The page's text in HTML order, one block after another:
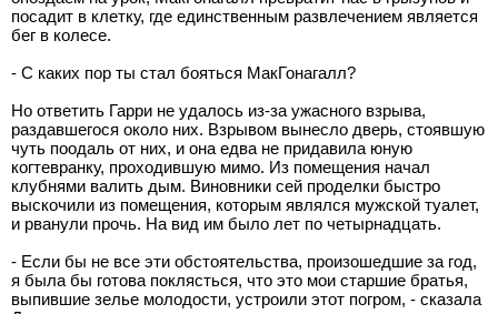
посадит в клетку, где единственным развлечением является
бег в колесе.
- С каких пор ты стал бояться МакГонагалл?
Но ответить Гарри не удалось из-за ужасного взрыва,
раздавшегося около них. Взрывом вынесло дверь, стоявшую
чуть поодаль от них, и она едва не придавила юную
когтевранку, проходившую мимо. Из помещения начал
клубнями валить дым. Виновники сей проделки быстро
выскочили из помещения, которым являлся мужской туалет,
и рванули прочь. На вид им было лет по четырнадцать.
- Если бы не все эти обстоятельства, произошедшие за год,
я была бы готова поклясться, что это мои старшие братья,
выпившие зелье молодости, устроили этот погром, - сказала